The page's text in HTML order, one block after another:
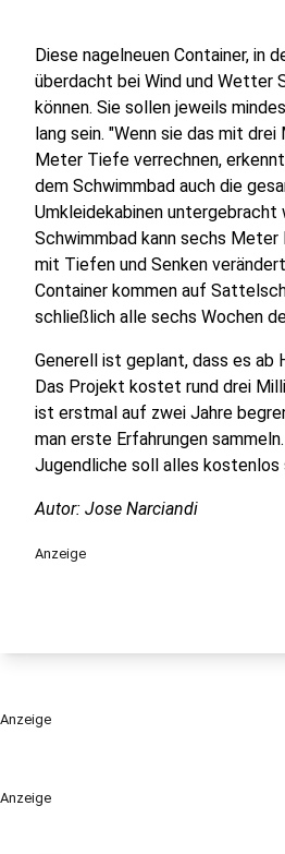
Anzeige
Diese nagelneuen Container, in
überdacht bei Wind und Wetter
können. Sie sollen jeweils
lang sein. "Wenn sie das mit
Meter Tiefe verrechnen,
dem Schwimmbad auch die
Umkleidekabinen untergebracht
Schwimmbad kann sechs Meter
mit Tiefen und Senken
Container kommen auf
schließlich alle sechs Wochen
Generell ist geplant, dass es ab
Das Projekt kostet rund drei
ist erstmal auf zwei Jahre
man erste Erfahrungen
Jugendliche soll alles kostenlos
Autor: Jose Narciandi
Anzeige
Anzeige